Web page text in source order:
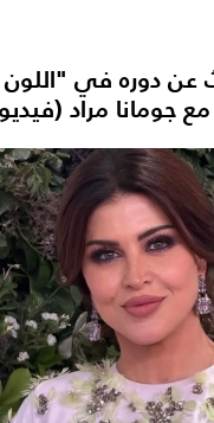
عن دوره في
جومانا مراد